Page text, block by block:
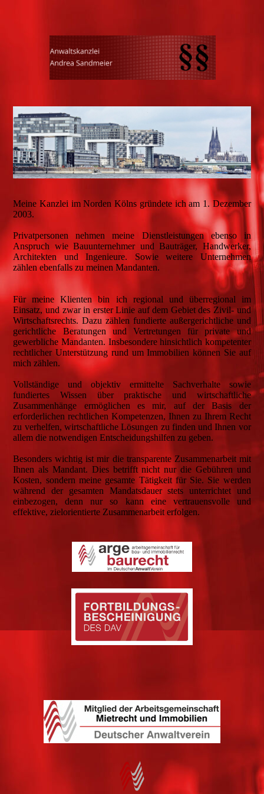
Meine Kanzlei im Norden Kölns gründete ich am 1. Dezember
2003.
Privatpersonen nehmen meine Dienstleistungen ebenso in
Anspruch wie Bauunternehmer und Bauträger, Handwerker,
Architekten und Ingenieure. Sowie weitere Unternehmen
zählen ebenfalls zu meinen Mandanten.
Für meine Klienten bin ich regional und überregional im
Einsatz, und zwar in erster Linie auf dem Gebiet des Zivil- und
Wirtschaftsrechts. Dazu zählen fundierte außergerichtliche und
gerichtliche Beratungen und Vertretungen für private und
gewerbliche Mandanten. Insbesondere hinsichtlich kompetenter
rechtlicher Unterstützung rund um Immobilien können Sie auf
mich zählen.
Vollständige und objektiv ermittelte Sachverhalte sowie
fundiertes Wissen über praktische und wirtschaftliche
Zusammenhänge ermöglichen es mir, auf der Basis der
erforderlichen rechtlichen Kompetenzen, Ihnen zu Ihrem Recht
zu verhelfen, wirtschaftliche Lösungen zu finden und Ihnen vor
allem die notwendigen Entscheidungshilfen zu geben.
Besonders wichtig ist mir die transparente Zusammenarbeit mit
Ihnen als Mandant. Dies betrifft nicht nur die Gebühren und
Kosten, sondern meine gesamte Tätigkeit für Sie. Sie werden
während der gesamten Mandatsdauer stets unterrichtet und
einbezogen, denn nur so kann eine vertrauensvolle und
effektive, zielorientierte Zusammenarbeit erfolgen.